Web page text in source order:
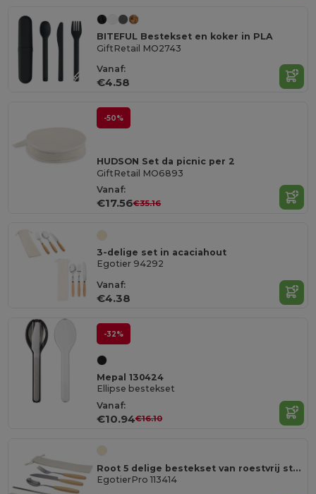
BITEFUL Bestekset en koker in PLA
GiftRetail MO2743
Vanaf:
€4.58
-50%
HUDSON Set da picnic per 2
GiftRetail MO6893
Vanaf:
€17.56€35.16
3-delige set in acaciahout
Egotier 94292
Vanaf:
€4.38
-32%
Mepal 130424
Ellipse bestekset
Vanaf:
€10.94€16.10
Root 5 delige bestekset van roestvrij staal en beukenhout
EgotierPro 113414